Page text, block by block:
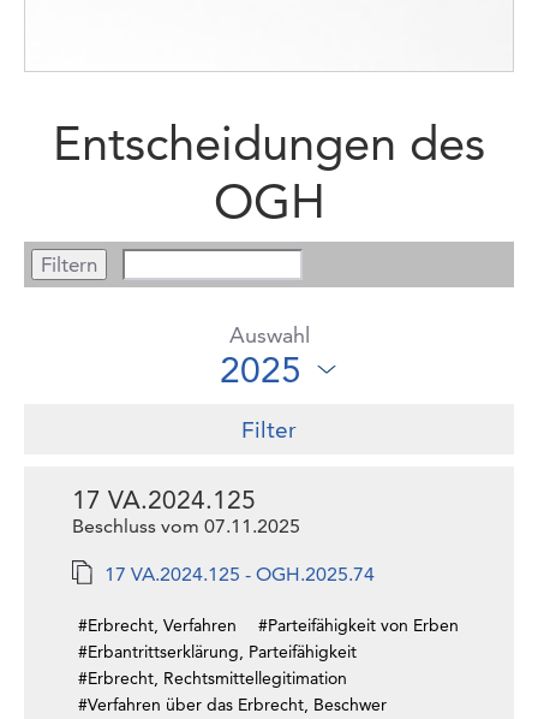
Entscheidungen des
OGH
Auswahl
Filter
17 VA.2024.125
Beschluss vom 07.11.2025
17 VA.2024.125 - OGH.2025.74
#Erbrecht, Verfahren
#Parteifähigkeit von Erben
#Erbantrittserklärung, Parteifähigkeit
#Erbrecht, Rechtsmittellegitimation
#Verfahren über das Erbrecht, Beschwer